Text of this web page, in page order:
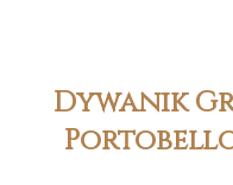
Dywanik